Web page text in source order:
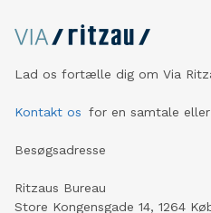
Lad os fortælle dig om Via
Kontakt os for en samtale
Besøgsadresse
Ritzaus Bureau
Store Kongensgade 14, 1264